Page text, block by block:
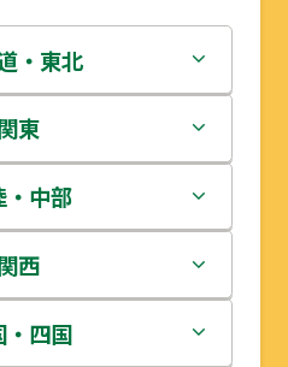
・東北
海道
森県
手県
城県
東
城県
木県
馬県
・中部
潟県
山県
西
重県
・四国